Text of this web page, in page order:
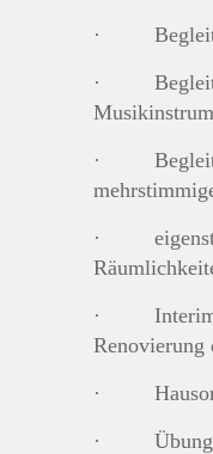
·
·
·
·
·
Renovierung
·
· Übungs-